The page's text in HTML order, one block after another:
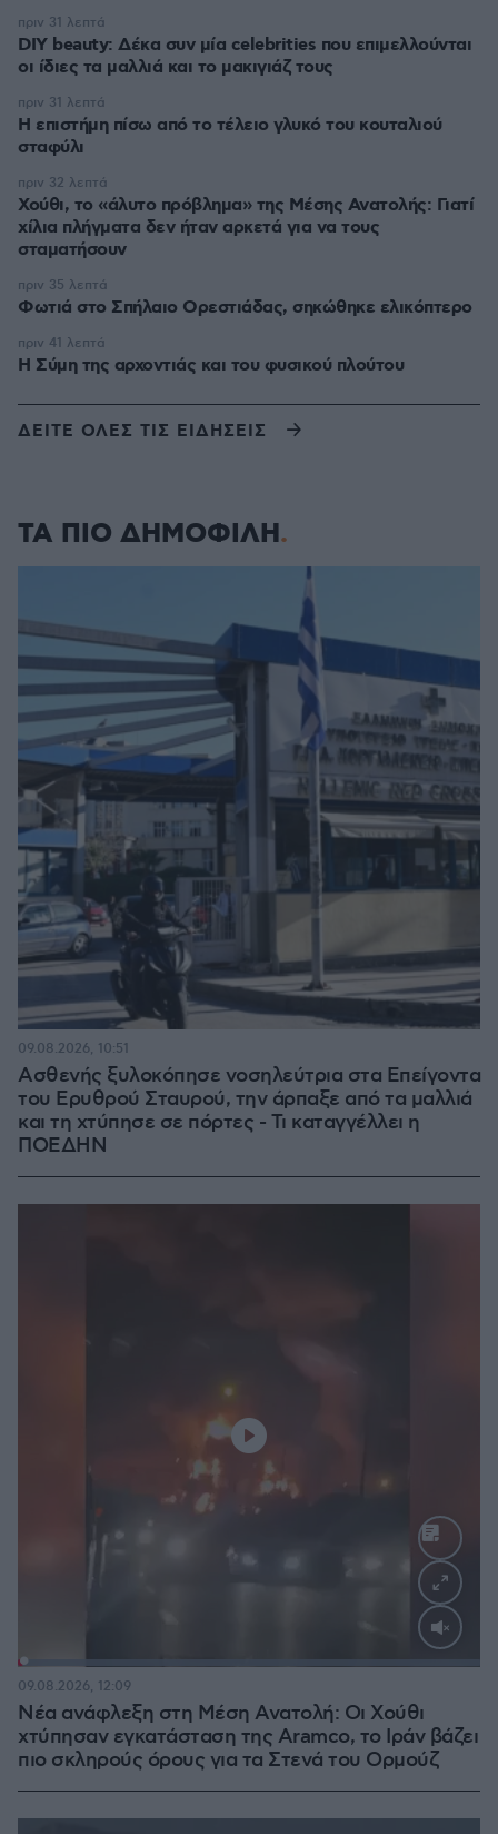
DIY beauty: Δέκα συν μία celebrities που επιμελλούνται
οι ίδιες τα μαλλιά και το μακιγιάζ τους
πριν 31 λεπτά
Η επιστήμη πίσω από το τέλειο γλυκό του κουταλιού
σταφύλι
πριν 31 λεπτά
Χούθι, το «άλυτο πρόβλημα» της Μέσης Ανατολής: Γιατί
χίλια πλήγματα δεν ήταν αρκετά για να τους
σταματήσουν
πριν 32 λεπτά
Φωτιά στο Σπήλαιο Ορεστιάδας, σηκώθηκε ελικόπτερο
πριν 35 λεπτά
Η Σύμη της αρχοντιάς και του φυσικού πλούτου
πριν 41 λεπτά
ΔΕΙΤΕ ΟΛΕΣ ΤΙΣ ΕΙΔΗΣΕΙΣ
ΤΑ ΠΙΟ ΔΗΜΟΦΙΛΗ
Ασθενής ξυλοκόπησε νοσηλεύτρια στα Επείγοντα
του Ερυθρού Σταυρού, την άρπαξε από τα μαλλιά
και τη χτύπησε σε πόρτες - Τι καταγγέλλει η
ΠΟΕΔΗΝ
09.08.2026, 10:51
Νέα ανάφλεξη στη Μέση Ανατολή: Οι Χούθι
χτύπησαν εγκατάσταση της Aramco, το Ιράν βάζει
πιο σκληρούς όρους για τα Στενά του Ορμούζ
09.08.2026, 12:09